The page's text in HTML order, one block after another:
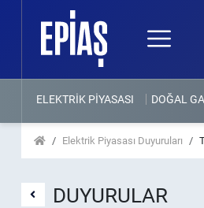
ELEKTRİK PİYASASI DOĞAL
Elektrik Piyasası Duyuruları
DUYURULAR